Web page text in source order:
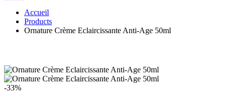
Accueil
Products
Ornature Crème Eclaircissante Anti-Age 50ml
-33%